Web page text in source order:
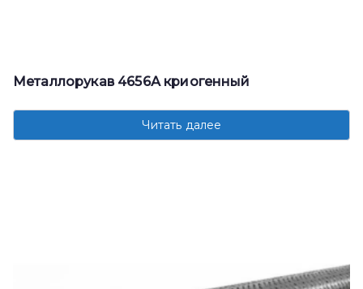
Металлорукав 4656А криогенный
Читать далее